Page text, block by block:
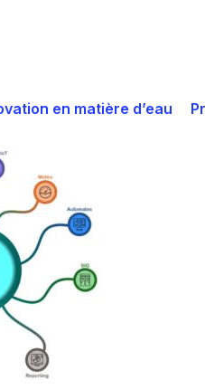
en matière d’eau